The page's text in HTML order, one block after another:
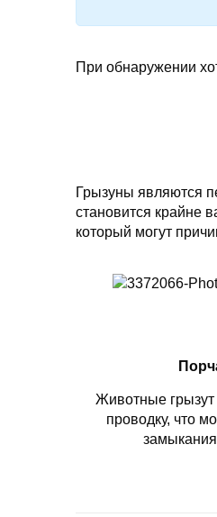
При обнаружении
Грызуны являются
становится крайне
который могут
Животные
проводку, что